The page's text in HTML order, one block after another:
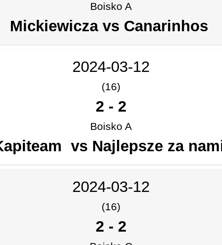
Boisko A
Mickiewicza vs Canarinhos
2024-03-12
(16)
2 - 2
Boisko A
vs Najlepsze za
2024-03-12
(16)
2 - 2